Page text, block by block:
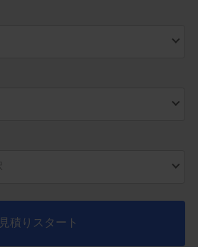
見積りスタート